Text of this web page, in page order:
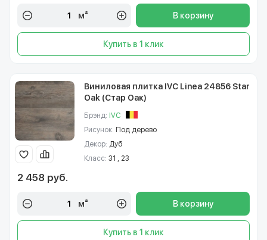
м² В корзину
Купить в 1 клик
Виниловая плитка IVC Linea 24856 Star
Oak (Стар Оак)
Брэнд: IVC
Рисунок: Под дерево
Декор: Дуб
Класс: 31 , 23
2 458 руб.
м² В корзину
Купить в 1 клик